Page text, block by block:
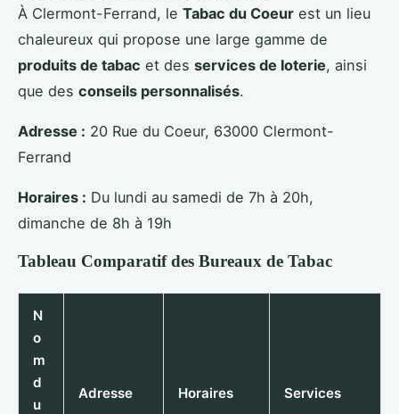
À Clermont-Ferrand, le Tabac du Coeur est un lieu
chaleureux qui propose une large gamme de
produits de tabac et des services de loterie, ainsi
que des conseils personnalisés.
Adresse : 20 Rue du Coeur, 63000 Clermont-
Ferrand
Horaires : Du lundi au samedi de 7h à 20h,
dimanche de 8h à 19h
Tableau Comparatif des Bureaux de Tabac
N
o
m
d
u
Adresse Horaires Services